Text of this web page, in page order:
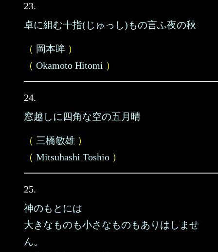
23.
卓に組む十指(じゅっし)もの言ふ夜の秋
（ 岡本眸 ）
（ Okamoto Hitomi ）
24.
窓越しに四角な空の五月晴
（ 三橋敏雄 ）
（ Mitsuhashi Toshio ）
25.
神のもとには
大きなものも小さなものもありはしませ
ん。